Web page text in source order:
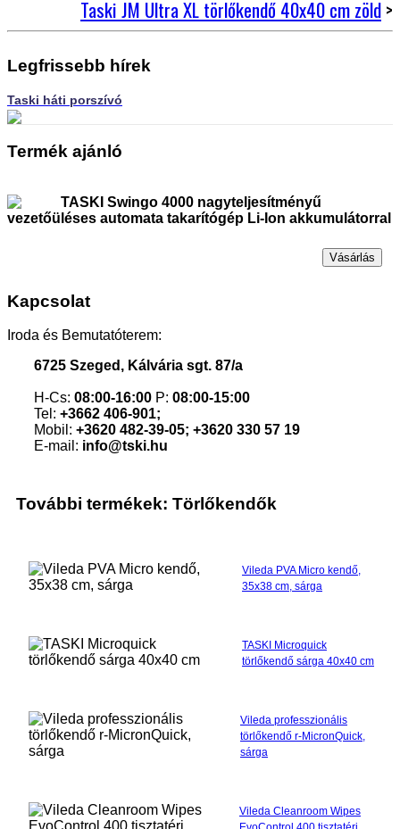
Taski JM Ultra XL törlőkendő 40x40 cm zöld>
Legfrissebb hírek
Taski háti porszívó
Termék ajánló
TASKI Swingo 4000 nagyteljesítményű
vezetőüléses automata takarítógép Li-Ion akkumulátorral
Vásárlás
Kapcsolat
Iroda és Bemutatóterem:
6725 Szeged, Kálvária sgt. 87/a
H-Cs: 08:00-16:00 P: 08:00-15:00
Tel: +3662 406-901;
Mobil: +3620 482-39-05; +3620 330 57 19
E-mail: info@tski.hu
További termékek: Törlőkendők
Vileda PVA Micro kendő,
35x38 cm, sárga
TASKI Microquick
törlőkendő sárga 40x40 cm
Vileda professzionális
törlőkendő r-MicronQuick,
sárga
Vileda Cleanroom Wipes